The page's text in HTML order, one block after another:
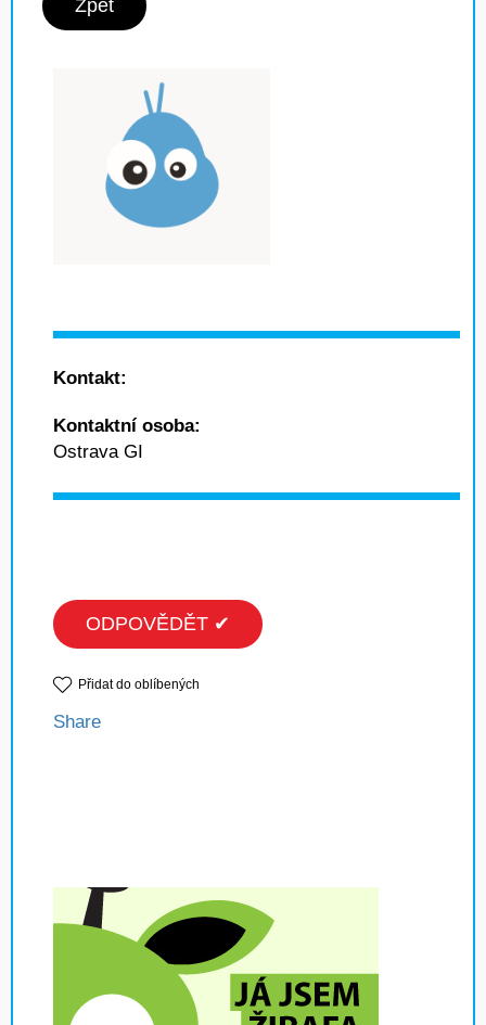
Zpět
Kontakt:
Kontaktní osoba:
Ostrava GI
ODPOVĚDĚT ✔
Přidat do oblíbených
Share